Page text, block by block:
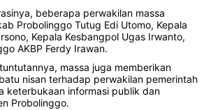
beberapa perwakilan massa
Probolinggo Tutug Edi Utomo, Kepala
Kepala Kesbangpol Ugas Irwanto,
AKBP Ferdy Irawan.
massa juga memberikan
nisan terhadap perwakilan pemerintah
keterbukaan informasi publik dan
Probolinggo.